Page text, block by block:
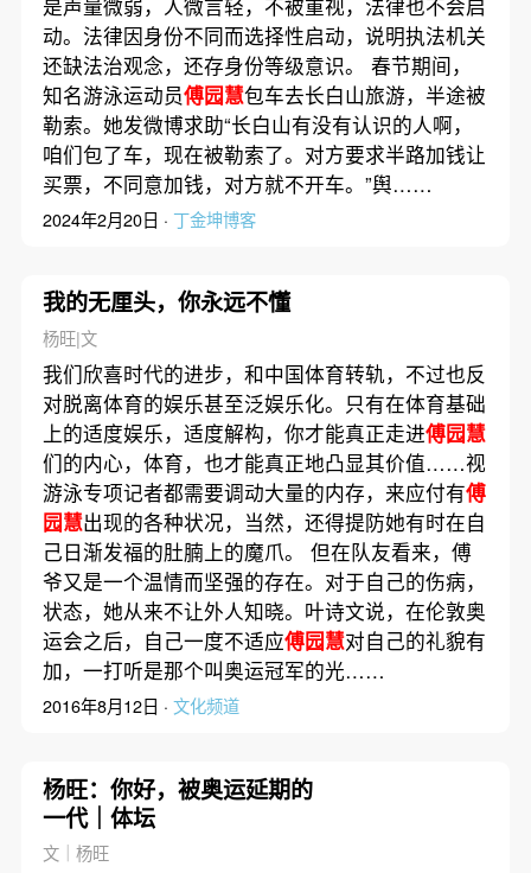
动。法律因身份不同而选择性启动，说明执法机关
还缺法治观念，还存身份等级意识。 春节期间，
知名游泳运动员傅园慧包车去长白山旅游，半途被
勒索。她发微博求助“长白山有没有认识的人啊，
咱们包了车，现在被勒索了。对方要求半路加钱让
买票，不同意加钱，对方就不开车。”舆……
2024年2月20日 · 丁金坤博客
我的无厘头，你永远不懂
杨旺|文
我们欣喜时代的进步，和中国体育转轨，不过也反
对脱离体育的娱乐甚至泛娱乐化。只有在体育基础
上的适度娱乐，适度解构，你才能真正走进傅园慧
们的内心，体育，也才能真正地凸显其价值……视
游泳专项记者都需要调动大量的内存，来应付有傅
园慧出现的各种状况，当然，还得提防她有时在自
己日渐发福的肚腩上的魔爪。 但在队友看来，傅
爷又是一个温情而坚强的存在。对于自己的伤病，
状态，她从来不让外人知晓。叶诗文说，在伦敦奥
运会之后，自己一度不适应傅园慧对自己的礼貌有
加，一打听是那个叫奥运冠军的光……
2016年8月12日 · 文化频道
杨旺：你好，被奥运延期的
一代｜体坛
文｜杨旺